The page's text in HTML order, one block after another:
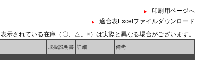
印刷用ページへ
適合表Excelファイルダウンロード
表示されている在庫（〇、△、×）は実際と異なる場合がございます。
取扱説明書 詳細 備考